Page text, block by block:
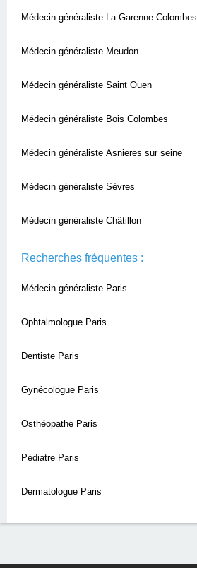
Médecin généraliste La Garenne Colombes
Médecin généraliste Meudon
Médecin généraliste Saint Ouen
Médecin généraliste Bois Colombes
Médecin généraliste Asnieres sur seine
Médecin généraliste Sèvres
Médecin généraliste Châtillon
Recherches fréquentes :
Médecin généraliste Paris
Ophtalmologue Paris
Dentiste Paris
Gynécologue Paris
Osthéopathe Paris
Pédiatre Paris
Dermatologue Paris